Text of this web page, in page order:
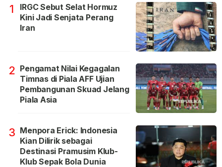
1
IRGC Sebut Selat Hormuz
Kini Jadi Senjata Perang
Iran
2 Pengamat Nilai Kegagalan
Timnas di Piala AFF Ujian
Pembangunan Skuad Jelang
Piala Asia
3 Menpora Erick: Indonesia
Kian Dilirik sebagai
Destinasi Pramusim Klub-
Klub Sepak Bola Dunia